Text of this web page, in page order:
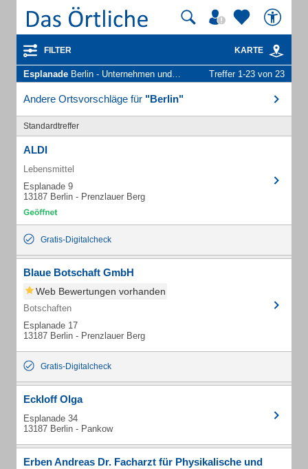
FILTER KARTE
Esplanade Berlin - Unternehmen und Personen Treffer 1-23 von 23
Andere Ortsvorschläge für "Berlin"
Standardtreffer
ALDI
Lebensmittel
Esplanade 9
13187 Berlin - Prenzlauer Berg
Gratis-Digitalcheck
Blaue Botschaft GmbH
Web Bewertungen vorhanden
Botschaften
Esplanade 17
13187 Berlin - Prenzlauer Berg
Gratis-Digitalcheck
Eckloff Olga
Esplanade 34
13187 Berlin - Pankow
Erben Andreas Dr. Facharzt für Physikalische und